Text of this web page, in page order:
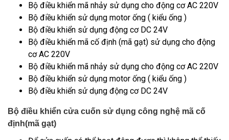
Bộ điều khiển mã nhảy sử dụng cho động cơ AC 220V
Bộ điều khiển sử dụng motor ống ( kiểu ống )
Bộ điều khiển sử dụng động cơ DC 24V
Bộ điều khiển mã cố định (mã gạt) sử dụng cho động
cơ AC 220V
Bộ điều khiển mã nhảy sử dụng cho động cơ AC 220V
Bộ điều khiển sử dụng motor ống ( kiểu ống )
Bộ điều khiển sử dụng động cơ DC 24V
Bộ điều khiển cửa cuốn sử dụng công nghệ mã cố
định(mã gạt)